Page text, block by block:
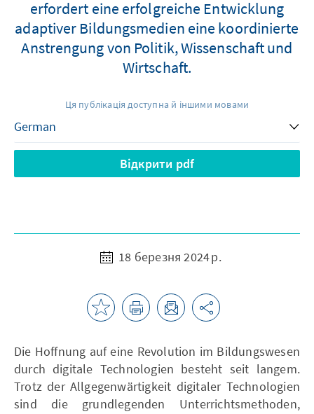
erfordert eine erfolgreiche Entwicklung
adaptiver Bildungsmedien eine koordinierte
Anstrengung von Politik, Wissenschaft und
Wirtschaft.
Ця публікація доступна й іншими мовами
Відкрити pdf
18 березня 2024 р.
Die Hoffnung auf eine Revolution im Bildungswesen
durch digitale Technologien besteht seit langem.
Trotz der Allgegenwärtigkeit digitaler Technologien
sind die grundlegenden Unterrichtsmethoden,